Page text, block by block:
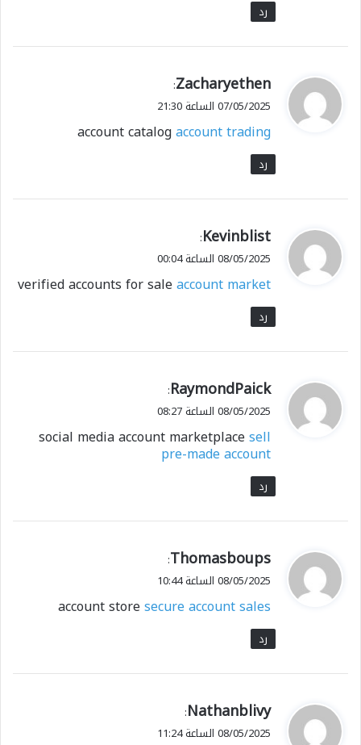
رد
ي
ق
ل
Zacharyethen
:
07/05/2025 الساعة 21:30
account catalogaccount trading
رد
ي
ق
ل
Kevinblist
:
08/05/2025 الساعة 00:04
verified accounts for saleaccount market
رد
ي
ق
ل
RaymondPaick
:
08/05/2025 الساعة 08:27
social media account marketplacesell
pre-made account
رد
ي
ق
ل
Thomasboups
:
08/05/2025 الساعة 10:44
account storesecure account sales
رد
ي
ق
Nathanblivy
:
08/05/2025 الساعة 11:24